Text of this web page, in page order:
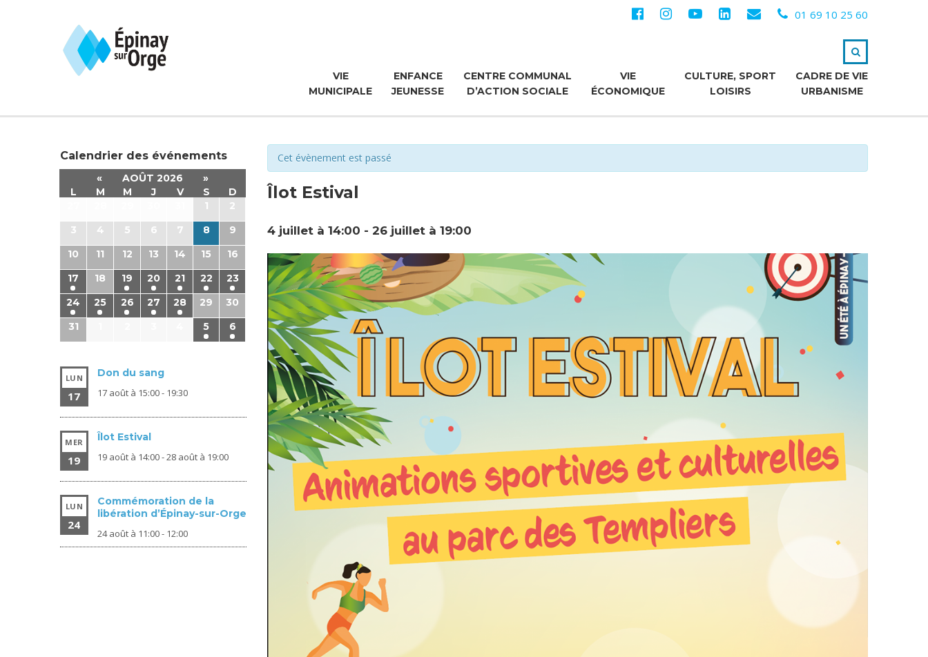
01 69 10 25 60
VIE
MUNICIPALE
ENFANCE
JEUNESSE
CENTRE COMMUNAL
D’ACTION SOCIALE
VIE
ÉCONOMIQUE
CULTURE, SPORT
LOISIRS
CADRE DE VIE
URBANISME
Calendrier des événements
« AOÛT 2026
»
L
M M J V S
D
1
2
3
4 5 6 7 8
9
10
11 12 13 14 15
16
17
18 19 20 21 22
23
24
25 26 27 28 29
30
31
5 6
LUN
17
Don du sang
17 août à 15:00- 19:30
MER
19
Îlot Estival
19 août à 14:00-28 août à 19:00
LUN
24
Commémoration de la
libération d’Épinay-sur-Orge
24 août à 11:00- 12:00
Cet évènement est passé
Îlot Estival
4 juillet à 14:00 - 26 juillet à 19:00